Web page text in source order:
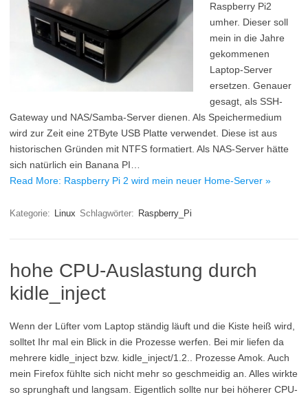
Raspberry Pi2
umher. Dieser soll
mein in die Jahre
gekommenen
Laptop-Server
ersetzen. Genauer
gesagt, als SSH-
Gateway und NAS/Samba-Server dienen. Als Speichermedium
wird zur Zeit eine 2TByte USB Platte verwendet. Diese ist aus
historischen Gründen mit NTFS formatiert. Als NAS-Server hätte
sich natürlich ein Banana PI…
Read More: Raspberry Pi 2 wird mein neuer Home-Server »
Kategorie: Linux Schlagwörter: Raspberry_Pi
hohe CPU-Auslastung durch
kidle_inject
Wenn der Lüfter vom Laptop ständig läuft und die Kiste heiß wird,
solltet Ihr mal ein Blick in die Prozesse werfen. Bei mir liefen da
mehrere kidle_inject bzw. kidle_inject/1.2.. Prozesse Amok. Auch
mein Firefox fühlte sich nicht mehr so geschmeidig an. Alles wirkte
so sprunghaft und langsam. Eigentlich sollte nur bei höherer CPU-